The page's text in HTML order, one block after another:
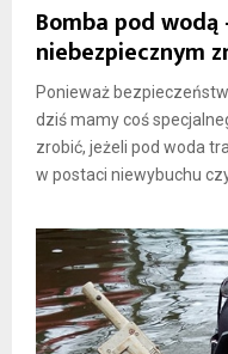
Bomba pod wodą
niebezpiecznym
Ponieważ
dziś mamy coś
zrobić, jeżeli pod woda
w postaci niewybuchu